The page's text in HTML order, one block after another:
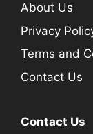
About Us
Privacy
Terms and
Contact Us
Contact Us